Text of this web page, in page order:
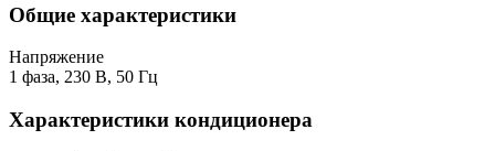
Общие характеристики
Напряжение
1 фаза, 230 В, 50 Гц
Характеристики кондиционера